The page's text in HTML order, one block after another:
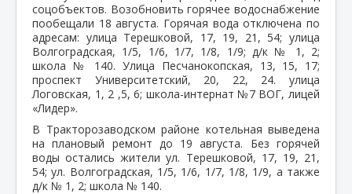
соцобъектов. Возобновить горячее водоснабжение
пообещали 18 августа. Горячая вода отключена по
адресам: улица Терешковой, 17, 19, 21, 54; улица
Волгоградская, 1/5, 1/6, 1/7, 1/8, 1/9; д/к № 1, 2;
школа № 140. Улица Песчанокопская, 13, 15, 17;
проспект Университетский, 20, 22, 24. улица
Логовская, 1, 2 ,5, 6; школа-интернат №7 ВОГ, лицей
«Лидер».
В Тракторозаводском районе котельная выведена
на плановый ремонт до 19 августа. Без горячей
воды остались жители ул. Терешковой, 17, 19, 21,
54; ул. Волгоградская, 1/5, 1/6, 1/7, 1/8, 1/9, а также
д/к № 1, 2; школа № 140.